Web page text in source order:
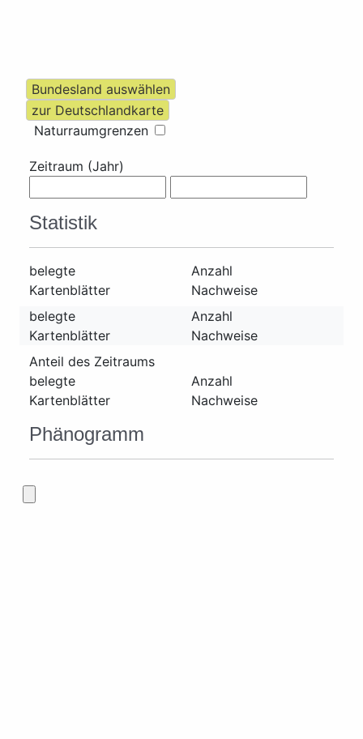
Naturraumgrenzen
Zeitraum (Jahr)
Statistik
belegte
Kartenblätter
Anzahl
Nachweise
belegte
Kartenblätter
Anzahl
Nachweise
Anteil des Zeitraums
belegte
Kartenblätter
Anzahl
Nachweise
Phänogramm